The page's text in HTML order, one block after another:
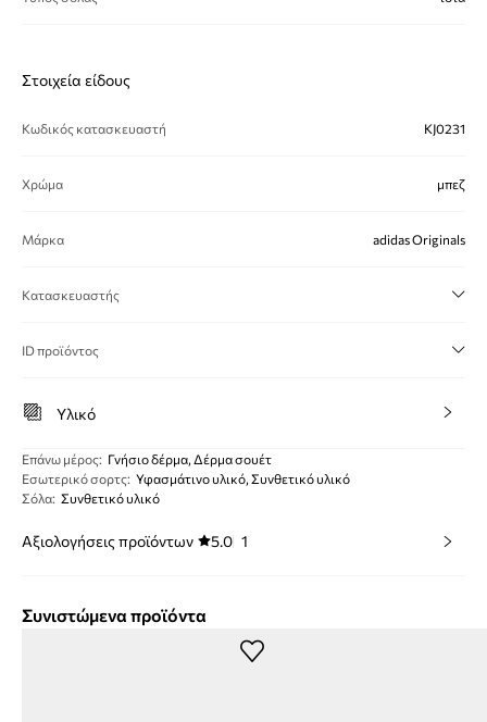
Στοιχεία είδους
Κωδικός κατασκευαστή KJ0231
Χρώμα μπεζ
Μάρκα adidas Originals
Κατασκευαστής
ID προϊόντος
Υλικό
Eπάνω μέρος: Γνήσιο δέρμα, Δέρμα σουέτ
Εσωτερικό σορτς: Υφασμάτινο υλικό, Συνθετικό υλικό
Σόλα: Συνθετικό υλικό
Αξιολογήσεις προϊόντων 5.0 1
Συνιστώμενα προϊόντα